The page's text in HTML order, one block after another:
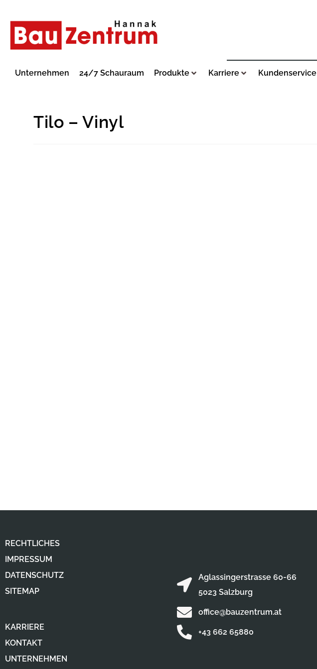
Unternehmen 24/7 Schauraum Produkte Karriere Kundenservice
Tilo – Vinyl
RECHTLICHES
IMPRESSUM
DATENSCHUTZ
SITEMAP
KARRIERE
KONTAKT
UNTERNEHMEN
Aglassingerstrasse 60-66
5023 Salzburg
office@bauzentrum.at
+43 662 65880